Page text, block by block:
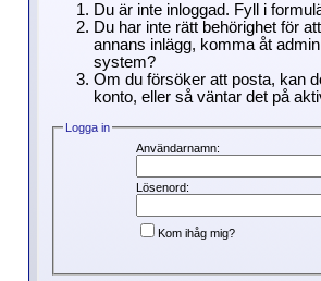
Du är inte inloggad. Fyll i
Du har inte rätt behörighet för
annans inlägg, komma åt
system?
Om du försöker att posta, kan
konto, eller så väntar det på
Logga in
Användarnamn:
Lösenord:
Kom ihåg mig?